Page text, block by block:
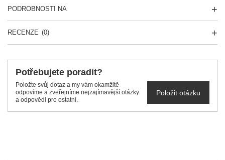
PODROBNOSTI NA
RECENZE (0)
Potřebujete poradit?
Položte svůj dotaz a my vám okamžitě
odpovíme a zveřejníme nejzajímavější otázky
a odpovědi pro ostatní.
Položit otázku